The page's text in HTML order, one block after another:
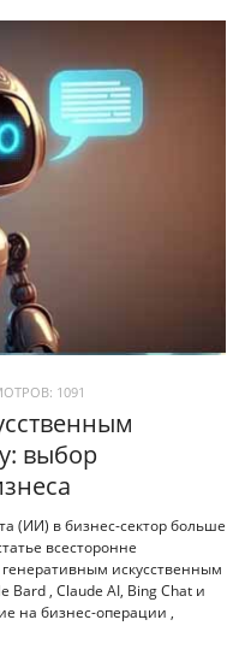
1091
выбор
(ИИ) в бизнес-сектор больше
всесторонне
искусственным
Bard , Claude AI, Bing Chat и
на бизнес-операции ,